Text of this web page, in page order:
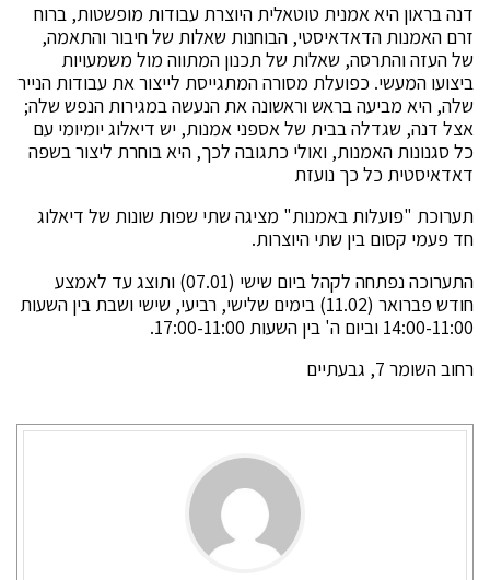
דנה בראון היא אמנית טוטאלית היוצרת עבודות מופשטות, ברוח
זרם האמנות הדאדאיסטי, הבוחנות שאלות של חיבור והתאמה,
של העזה והתרסה, שאלות של תכנון המתווה מול משמעויות
ביצועו המעשי. כפועלת מסורה המתגייסת לייצור את עבודות הנייר
שלה, היא מביעה בראש וראשונה את הנעשה במגירות הנפש שלה;
אצל דנה, שגדלה בבית של אספני אמנות, יש דיאלוג יומיומי עם
כל סגנונות האמנות, ואולי כתגובה לכך, היא בוחרת ליצור בשפה
דאדאיסטית כל כך נועזת
תערוכת "פועלות באמנות" מציגה שתי שפות שונות של דיאלוג
חד פעמי קסום בין שתי היוצרות.
התערוכה נפתחה לקהל ביום שישי (07.01) ותוצג עד לאמצע
חודש פברואר (11.02) בימים שלישי, רביעי, שישי ושבת בין השעות
14:00-11:00 וביום ה' בין השעות 17:00-11:00.
רחוב השומר 7, גבעתיים